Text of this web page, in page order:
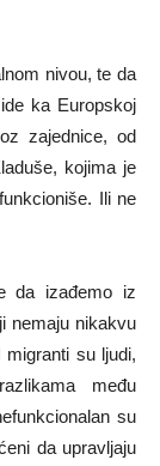
nivou, te da
ka Europskoj
zajednice, od
kojima je
Ili ne
da izađemo iz
nemaju nikakvu
su ljudi,
među
su
da upravljaju